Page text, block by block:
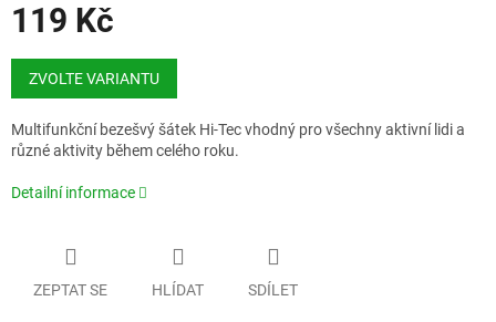
119 Kč
Měrná
cena:
ZVOLTE VARIANTU
Multifunkční bezešvý šátek Hi-Tec vhodný pro všechny aktivní lidi a
různé aktivity během celého roku.
Detailní informace
ZEPTAT SE HLÍDAT SDÍLET